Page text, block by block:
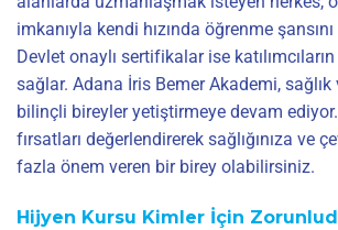
imkanıyla kendi hızında öğrenme
Devlet onaylı sertifikalar ise
sağlar. Adana İris Bemer Akademi, sağlık
bilinçli bireyler yetiştirmeye devam
fırsatları değerlendirerek sağlığınıza ve
fazla önem veren bir birey olabilirsiniz.
Hijyen Kursu Kimler İçin